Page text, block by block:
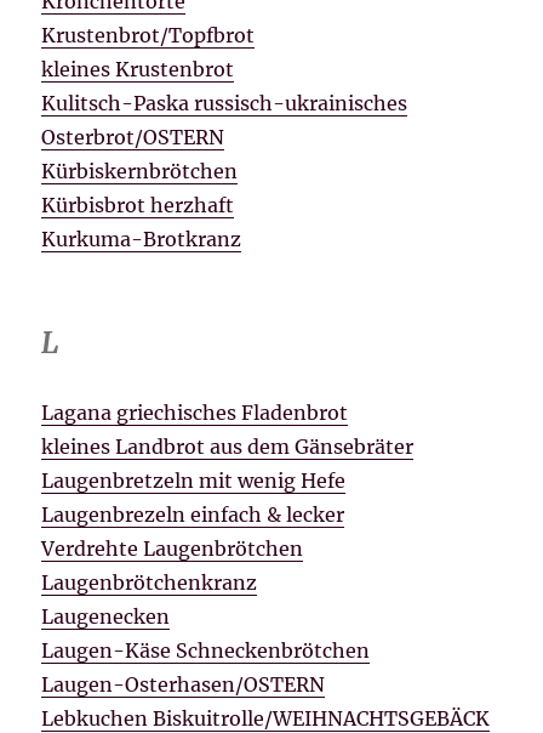
Krustenbrot/Topfbrot
kleines Krustenbrot
Kulitsch-Paska russisch-ukrainisches
Osterbrot/OSTERN
Kürbiskernbrötchen
Kürbisbrot herzhaft
Kurkuma-Brotkranz
L
Lagana griechisches Fladenbrot
kleines Landbrot aus dem Gänsebräter
Laugenbretzeln mit wenig Hefe
Laugenbrezeln einfach & lecker
Verdrehte Laugenbrötchen
Laugenbrötchenkranz
Laugenecken
Laugen-Käse Schneckenbrötchen
Laugen-Osterhasen/OSTERN
Lebkuchen Biskuitrolle/WEIHNACHTSGEBÄCK